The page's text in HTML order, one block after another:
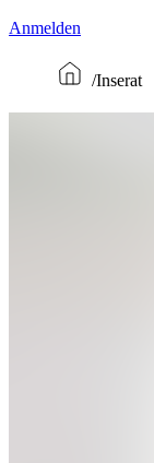
Anmelden
Inserat